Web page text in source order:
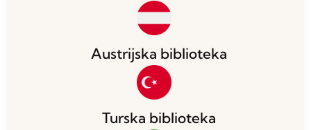
Austrijska biblioteka
Turska biblioteka